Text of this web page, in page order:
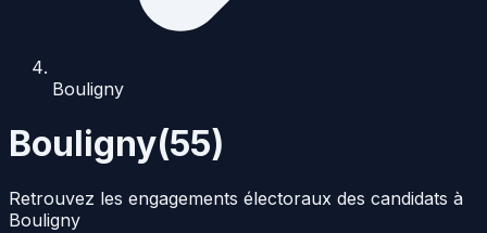
Bouligny
Bouligny(55)
Retrouvez les engagements électoraux des candidats à
Bouligny